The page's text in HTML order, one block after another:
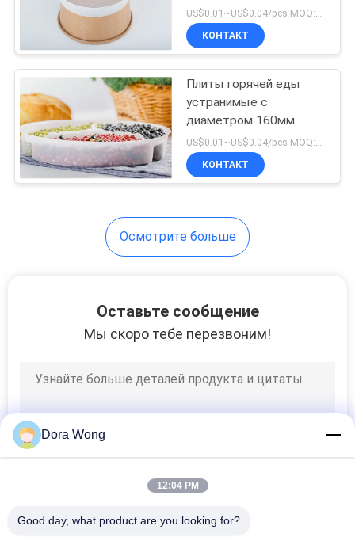
Бумажные шары
еды
Чашки супа Kraft
бумажные
кофейные чашки
плиты блюд сильные
устранимые 150мм
US$0.01~US$0.04/pcs MOQ:3000 ПК
КОНТАКТ
Плиты горячей еды
устранимые с
диаметром 160мм
масла рассекателей
устойчивым
US$0.01~US$0.04/pcs MOQ:3000 ПК
КОНТАКТ
Осмотрите больше
Оставьте сообщение
Мы скоро тебе перезвоним!
Dora Wong
12:04 PM
Good day, what product are you looking for?